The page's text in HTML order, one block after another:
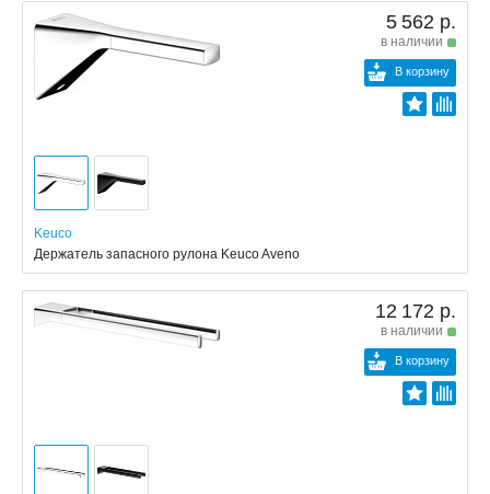
5 562 р.
в наличии
В корзину
Keuco
Держатель запасного рулона Keuco Aveno
12 172 р.
в наличии
В корзину